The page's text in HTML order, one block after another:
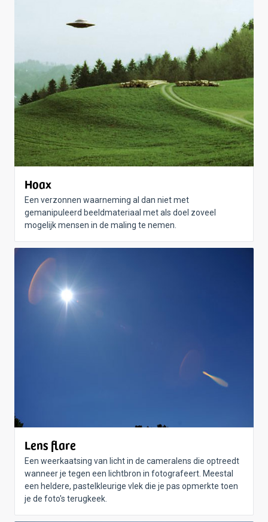
Hoax
Een verzonnen waarneming al dan niet met
gemanipuleerd beeldmateriaal met als doel zoveel
mogelijk mensen in de maling te nemen.
Lens flare
Een weerkaatsing van licht in de cameralens die optreedt
wanneer je tegen een lichtbron in fotografeert. Meestal
een heldere, pastelkleurige vlek die je pas opmerkte toen
je de foto's terugkeek.